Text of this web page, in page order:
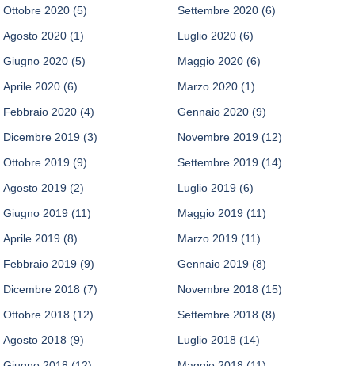
Ottobre 2020 (5) Settembre 2020 (6)
Agosto 2020 (1) Luglio 2020 (6)
Giugno 2020 (5) Maggio 2020 (6)
Aprile 2020 (6) Marzo 2020 (1)
Febbraio 2020 (4) Gennaio 2020 (9)
Dicembre 2019 (3) Novembre 2019 (12)
Ottobre 2019 (9) Settembre 2019 (14)
Agosto 2019 (2) Luglio 2019 (6)
Giugno 2019 (11) Maggio 2019 (11)
Aprile 2019 (8) Marzo 2019 (11)
Febbraio 2019 (9) Gennaio 2019 (8)
Dicembre 2018 (7) Novembre 2018 (15)
Ottobre 2018 (12) Settembre 2018 (8)
Agosto 2018 (9) Luglio 2018 (14)